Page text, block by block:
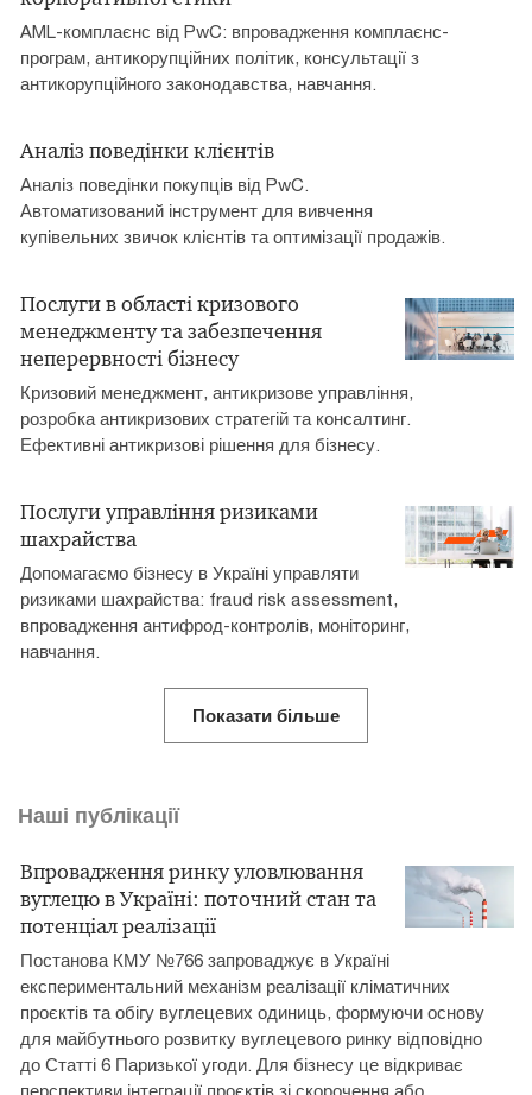
AML-комплаєнс від PwC: впровадження комплаєнс-
програм, антикорупційних політик, консультації з
антикорупційного законодавства, навчання.
Аналіз поведінки клієнтів
Аналіз поведінки покупців від PwC.
Автоматизований інструмент для вивчення
купівельних звичок клієнтів та оптимізації продажів.
Послуги в області кризового
менеджменту та забезпечення
неперервності бізнесу
Кризовий менеджмент, антикризове управління,
розробка антикризових стратегій та консалтинг.
Ефективні антикризові рішення для бізнесу.
Послуги управління ризиками
шахрайства
Допомагаємо бізнесу в Україні управляти
ризиками шахрайства: fraud risk assessment,
впровадження антифрод-контролів, моніторинг,
навчання.
Показати більше
Наші публікації
Впровадження ринку уловлювання
вуглецю в Україні: поточний стан та
потенціал реалізації
Постанова КМУ №766 запроваджує в Україні
експериментальний механізм реалізації кліматичних
проєктів та обігу вуглецевих одиниць, формуючи основу
для майбутнього розвитку вуглецевого ринку відповідно
до Статті 6 Паризької угоди. Для бізнесу це відкриває
перспективи інтеграції проєктів зі скорочення або